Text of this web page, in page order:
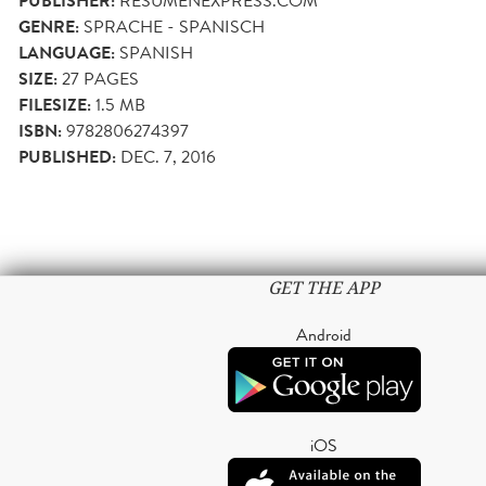
GENRE: SPRACHE - SPANISCH
LANGUAGE: SPANISH
SIZE:27 PAGES
FILESIZE:1.5 MB
ISBN:9782806274397
PUBLISHED: DEC. 7, 2016
GET THE APP
Android
iOS